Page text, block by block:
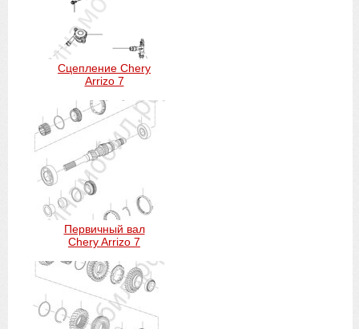
Сцепление Chery
Arrizo 7
Первичный вал
Chery Arrizo 7